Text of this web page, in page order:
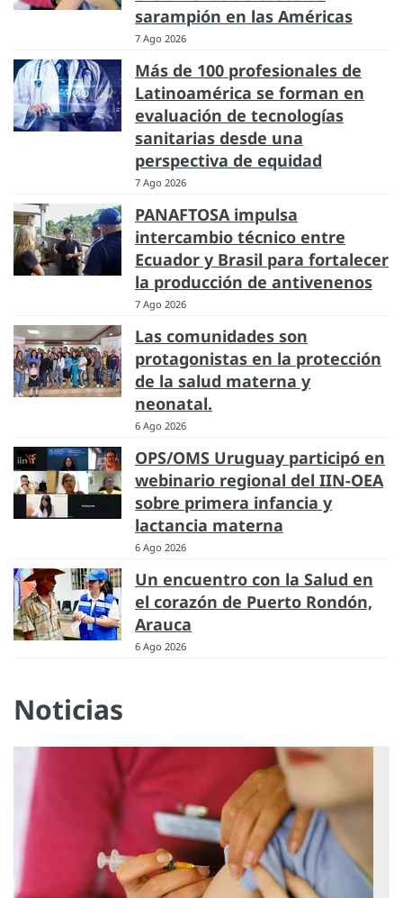
sarampión en las Américas
7 Ago 2026
Más de 100 profesionales de
Latinoamérica se forman en
evaluación de tecnologías
sanitarias desde una
perspectiva de equidad
7 Ago 2026
PANAFTOSA impulsa
intercambio técnico entre
Ecuador y Brasil para fortalecer
la producción de antivenenos
7 Ago 2026
Las comunidades son
protagonistas en la protección
de la salud materna y
neonatal.
6 Ago 2026
OPS/OMS Uruguay participó en
webinario regional del IIN-OEA
sobre primera infancia y
lactancia materna
6 Ago 2026
Un encuentro con la Salud en
el corazón de Puerto Rondón,
Arauca
6 Ago 2026
Noticias